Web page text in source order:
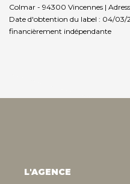
Colmar - 94300 Vincennes |
Date d'obtention du label : 04/03/
financièrement indépendante
L'AGENCE